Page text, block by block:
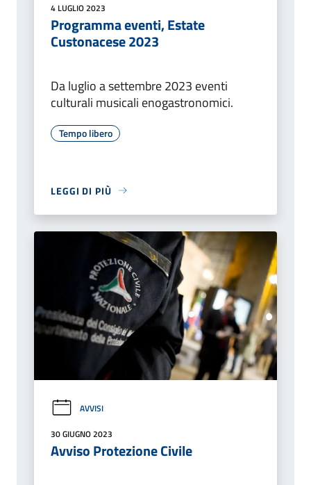
4 LUGLIO 2023
Programma eventi, Estate
Custonacese 2023
Da luglio a settembre 2023 eventi
culturali musicali enogastronomici.
Tempo libero
LEGGI DI PIÙ
AVVISI
30 GIUGNO 2023
Avviso Protezione Civile